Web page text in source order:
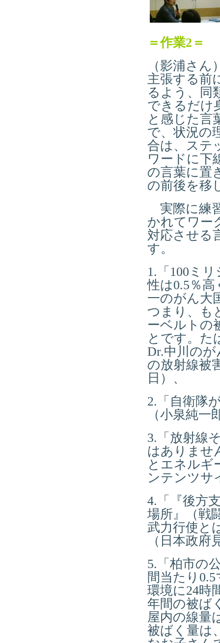
＝作業2 ＝
（影浦さ
主張する前
るよう、同
できるだけ
と感じた言
で、状況の
合は、ステ
ワードに下
の言葉に置
の前後を移
実際に練
かれてワー
対応させる
す。
1.「100ミ
性は0.5％
一のがん大
つまり、も
ーベルトの
とです。た
Dr.中川の
の放射線被
日）、
2.「自衛隊
（小泉純
3.「放射線
はありませ
とエネルギ
ンテンツサ
4.「『後方
場所』（戦
武力行使と
（日本政
5.「柏市の
間当たり
環境に24時
年間の被ば
屋内の線量
被ばく量は